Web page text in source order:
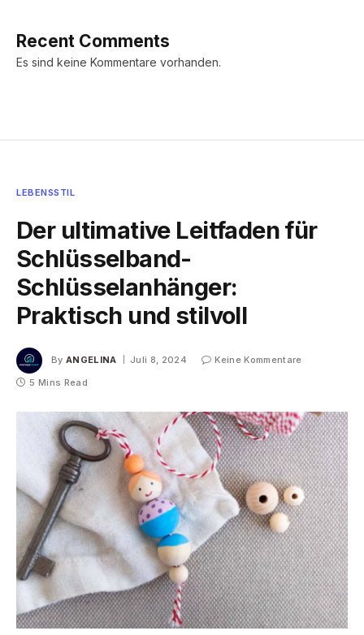
Recent Comments
Es sind keine Kommentare vorhanden.
LEBENSSTIL
Der ultimative Leitfaden für
Schlüsselband-
Schlüsselanhänger:
Praktisch und stilvoll
By ANGELINA Juli 8, 2024
Keine Kommentare
5 Mins Read